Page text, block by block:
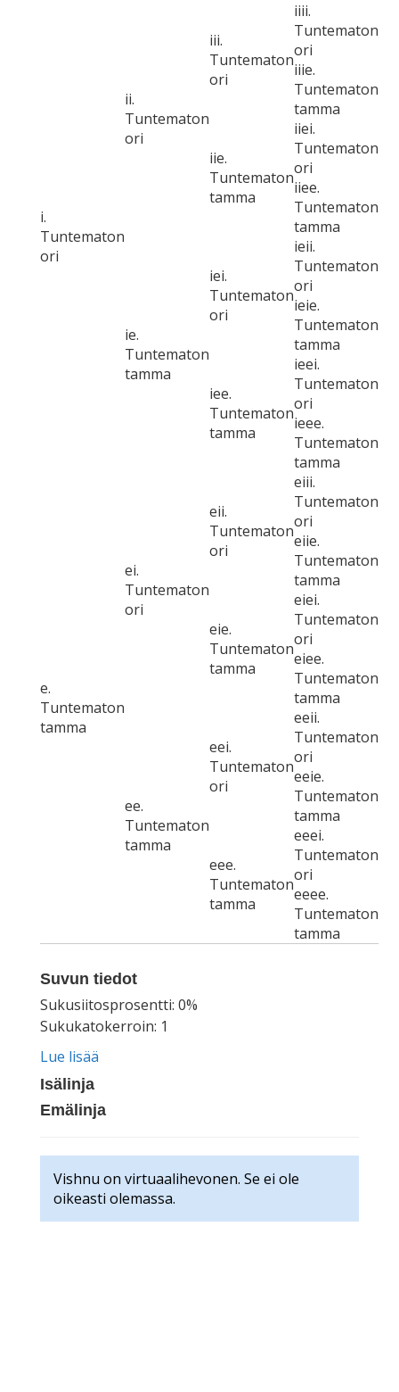
i.
Tuntematon
ori
ii.
Tuntematon
ori
iii.
Tuntematon
ori
iiii.
Tuntematon
ori
iiie.
Tuntematon
tamma
iie.
Tuntematon
tamma
iiei.
Tuntematon
ori
iiee.
Tuntematon
tamma
ie.
Tuntematon
tamma
iei.
Tuntematon
ori
ieii.
Tuntematon
ori
ieie.
Tuntematon
tamma
iee.
Tuntematon
tamma
ieei.
Tuntematon
ori
ieee.
Tuntematon
tamma
e.
Tuntematon
tamma
ei.
Tuntematon
ori
eii.
Tuntematon
ori
eiii.
Tuntematon
ori
eiie.
Tuntematon
tamma
eie.
Tuntematon
tamma
eiei.
Tuntematon
ori
eiee.
Tuntematon
tamma
ee.
Tuntematon
tamma
eei.
Tuntematon
ori
eeii.
Tuntematon
ori
eeie.
Tuntematon
tamma
eee.
Tuntematon
tamma
eeei.
Tuntematon
ori
eeee.
Tuntematon
tamma
Suvun tiedot
Sukusiitosprosentti: 0%
Sukukatokerroin: 1
Lue lisää
Isälinja
Emälinja
Vishnu on virtuaalihevonen. Se ei ole
oikeasti olemassa.